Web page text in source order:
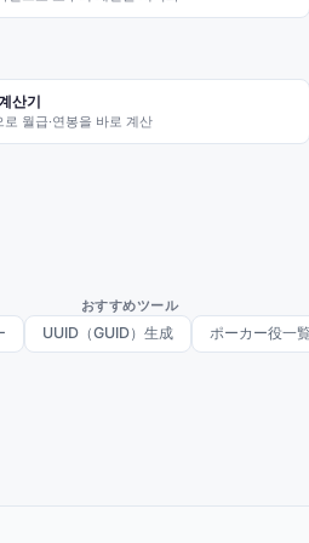
산기
로 월급·연봉을 바로 계산
おすすめツール
UUID（GUID）生成 ポーカー役一